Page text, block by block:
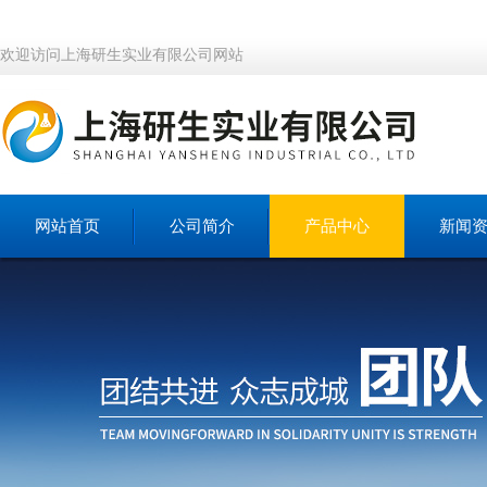
欢迎访问上海研生实业有限公司网站
网站首页 公司简介 产品中心 新闻